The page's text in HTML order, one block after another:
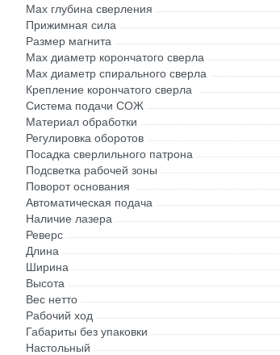
Max глубина сверления
Прижимная сила
Размер магнита
Max диаметр корончатого сверла
Max диаметр спирального сверла
Крепление корончатого сверла
Система подачи СОЖ
Материал обработки
Регулировка оборотов
Посадка сверлильного патрона
Подсветка рабочей зоны
Поворот основания
Автоматическая подача
Наличие лазера
Реверс
Длина
Ширина
Высота
Вес нетто
Рабочий ход
Габариты без упаковки
Настольный